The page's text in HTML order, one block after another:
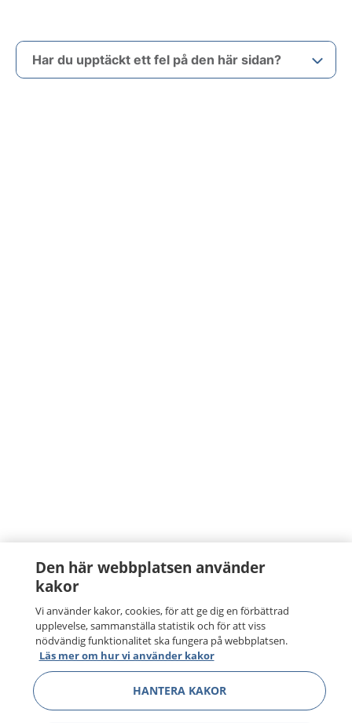
Har du upptäckt ett fel på den här sidan?
Den här webbplatsen använder
kakor
Vi använder kakor, cookies, för att ge dig en förbättrad
upplevelse, sammanställa statistik och för att viss
nödvändig funktionalitet ska fungera på webbplatsen.
Läs mer om hur vi använder kakor
HANTERA KAKOR